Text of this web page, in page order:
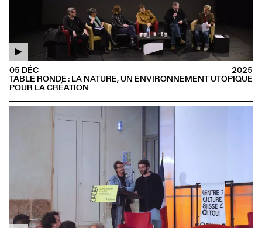
TABLE RONDE : LA NATURE, UN ENVIRONNEMENT UTOPIQUE
POUR LA CRÉATION
05 DÉC 2025